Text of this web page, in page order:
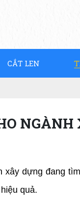
CẮT LEN
dựng đang
quả.